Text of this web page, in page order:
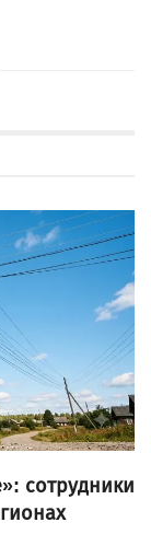
сотрудники